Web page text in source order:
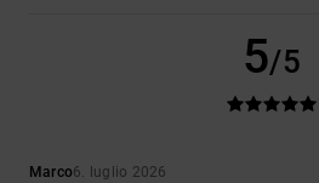
5/5
Marco6. luglio 2026